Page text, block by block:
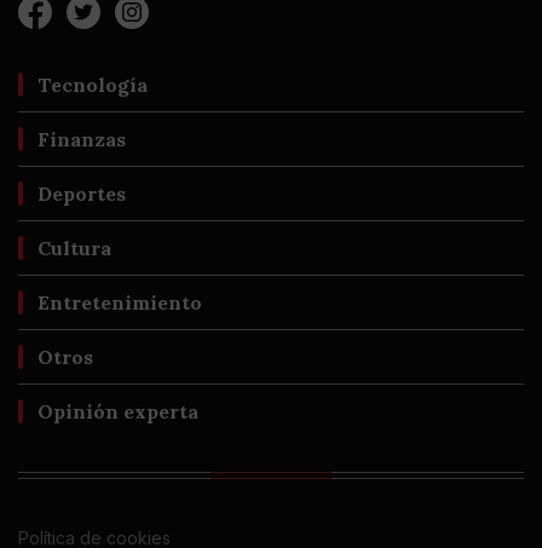
Tecnología
Finanzas
Deportes
Cultura
Entretenimiento
Otros
Opinión experta
Política de cookies